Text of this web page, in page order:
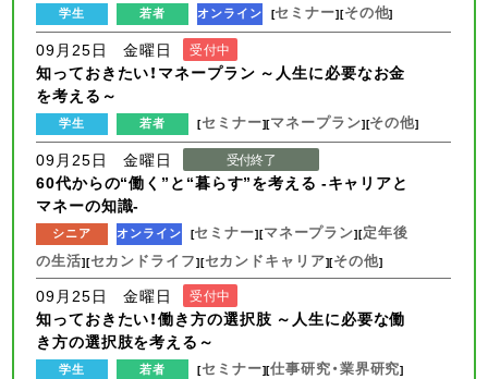
学生 若者 オンライン [セミナー][その他]
09月25日 金曜日 受付中
知っておきたい！マネープラン ～人生に必要なお金
を考える～
学生 若者 [セミナー][マネープラン][その他]
09月25日 金曜日 受付終了
60代からの“働く”と“暮らす”を考える -キャリアと
マネーの知識-
シニア オンライン [セミナー][マネープラン][定年後
の生活][セカンドライフ][セカンドキャリア][その他]
09月25日 金曜日 受付中
知っておきたい！働き方の選択肢 ～人生に必要な働
き方の選択肢を考える～
学生 若者 [セミナー][仕事研究・業界研究]